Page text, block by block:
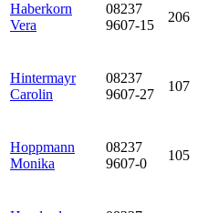
Haberkorn
Vera
08237
9607-15
206
Hintermayr
Carolin
08237
9607-27
107
Hoppmann
Monika
08237
9607-0
105